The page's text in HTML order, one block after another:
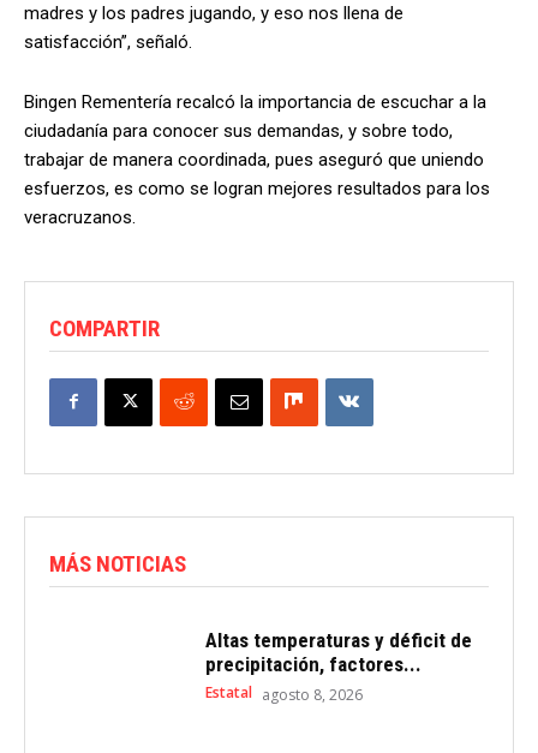
madres y los padres jugando, y eso nos llena de
satisfacción”, señaló.
Bingen Rementería recalcó la importancia de escuchar a la
ciudadanía para conocer sus demandas, y sobre todo,
trabajar de manera coordinada, pues aseguró que uniendo
esfuerzos, es como se logran mejores resultados para los
veracruzanos.
COMPARTIR
MÁS NOTICIAS
Altas temperaturas y déficit de
precipitación, factores...
Estatal agosto 8, 2026